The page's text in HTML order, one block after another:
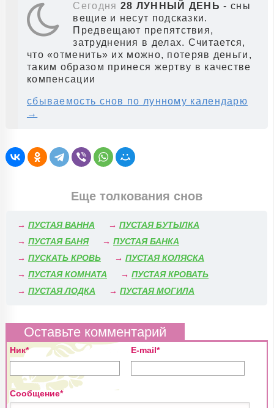
Сегодня 28 ЛУННЫЙ ДЕНЬ - сны
вещие и несут подсказки.
Предвещают препятствия,
затруднения в делах. Считается,
что «отменить» их можно, потеряв деньги,
таким образом принеся жертву в качестве
компенсации
сбываемость снов по лунному календарю
→
Еще толкования снов
→ ПУСТАЯ ВАННА → ПУСТАЯ БУТЫЛКА
→ ПУСТАЯ БАНЯ → ПУСТАЯ БАНКА
→ ПУСКАТЬ КРОВЬ → ПУСТАЯ КОЛЯСКА
→ ПУСТАЯ КОМНАТА → ПУСТАЯ КРОВАТЬ
→ ПУСТАЯ ЛОДКА → ПУСТАЯ МОГИЛА
Оставьте комментарий
Ник* E-mail*
Сообщение*